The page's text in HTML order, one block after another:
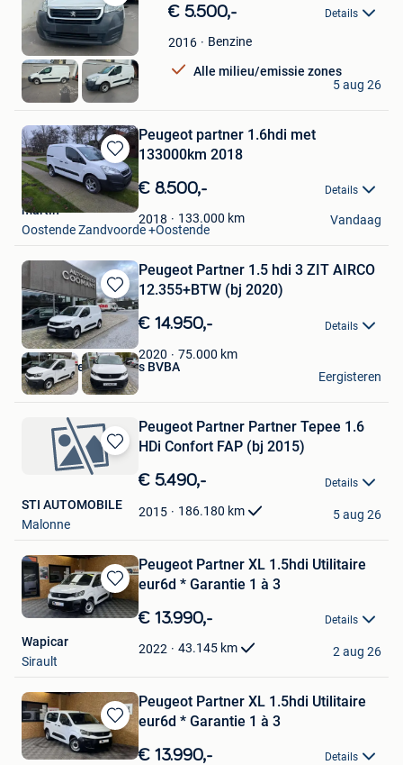
Bewaren
in
Mijn
Favorieten
€ 5.500,- Details
2016 Benzine
Alle milieu/emissie zones
BT CARS
Lier
5 aug 26
Bewaren
in
Mijn
Favorieten
Peugeot partner 1.6hdi met
133000km 2018
€ 8.500,- Details
2018 133.000 km
martin
Oostende Zandvoorde +Oostende
Vandaag
Bewaren
in
Mijn
Favorieten
Peugeot Partner 1.5 hdi 3 ZIT AIRCO
12.355+BTW (bj 2020)
€ 14.950,- Details
2020 75.000 km
Autohandel Coomans BVBA
Mol
Eergisteren
Bewaren
Favorieten
Peugeot Partner Partner Tepee 1.6
HDi Confort FAP (bj 2015)
€ 5.490,- Details
2015 186.180 km
STI AUTOMOBILE
Malonne
5 aug 26
Bewaren
in
Favorieten
Peugeot Partner XL 1.5hdi Utilitaire
eur6d * Garantie 1 à 3
€ 13.990,- Details
2022 43.145 km
Wapicar
Sirault
2 aug 26
Bewaren
in
Peugeot Partner XL 1.5hdi Utilitaire
eur6d * Garantie 1 à 3
€ 13.990,- Details